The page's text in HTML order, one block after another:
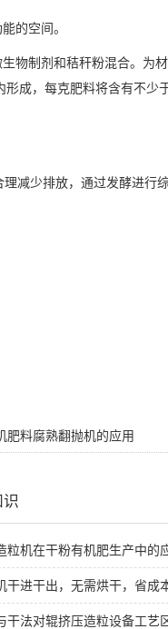
的空间。
物制剂和秸秆粉混合。为
成，每克肥料将含有不少
减少排放，通过发酵进行综
肥料腐熟翻抛机的应用
识
粒机在干粉有机肥生产中的
干进干出，无需烘干，省成
干法对辊挤压造粒设备工艺